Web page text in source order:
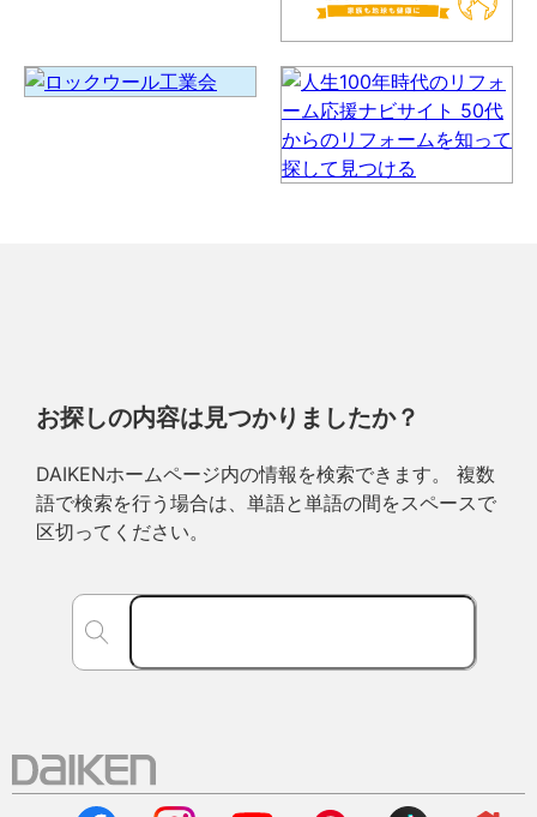
お探しの内容は見つかりましたか？
DAIKENホームページ内の情報を検索できます。 複数
語で検索を行う場合は、単語と単語の間をスペースで
区切ってください。